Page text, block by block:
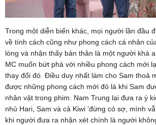
Trong một diễn biến khác, mọi người lần đầu
về tính cách cũng như phong cách cá nhân
lòng và nhận thấy bản thân là một người khá
MC muốn bứt phá với nhiều phong cách mới
thay đổi đó. Điều duy nhất làm cho Sam thoả
được những phong cách mới đó là khi Sam
nhân vật trong phim. Nam Trung lại đưa ra ý
nhủ Hari, Sam và cả Kiwi ‘đừng có sợ, mình
khi người đưa ra nhận xét chính là người